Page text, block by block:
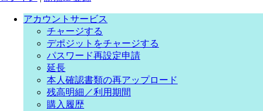
アカウントサービス
チャージする
デポジットをチャージする
パスワード再設定申請
延長
本人確認書類の再アップロード
残高明細／利用期間
購入履歴